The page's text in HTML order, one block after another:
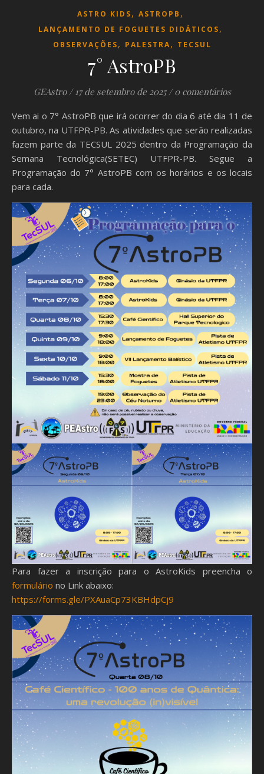
ASTRO KIDS, ASTROPB ,
LANÇAMENTO DE FOGUETES DIDÁTICOS,
OBSERVAÇÕES, PALESTRA, TECSUL
7° AstroPB
GEAstro / 17 de setembro de 2025 / 0 comentários
Vem ai o 7° AstroPB que irá ocorrer do dia 6 até dia 11 de
outubro, na UTFPR-PB. As atividades que serão realizadas
fazem parte da TECSUL 2025 dentro da Programação da
Semana Tecnológica(SETEC) UTFPR-PB. Segue a
Programação do 7° AstroPB com os horários e os locais
para cada.
Para fazer a inscrição para o AstroKids preencha o
formulário no Link abaixo:
https://forms.gle/PXAuaCp73KBHdpCj9